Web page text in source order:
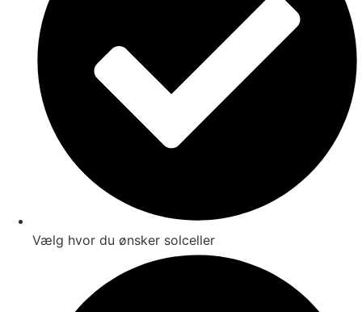
Vælg hvor du ønsker solceller